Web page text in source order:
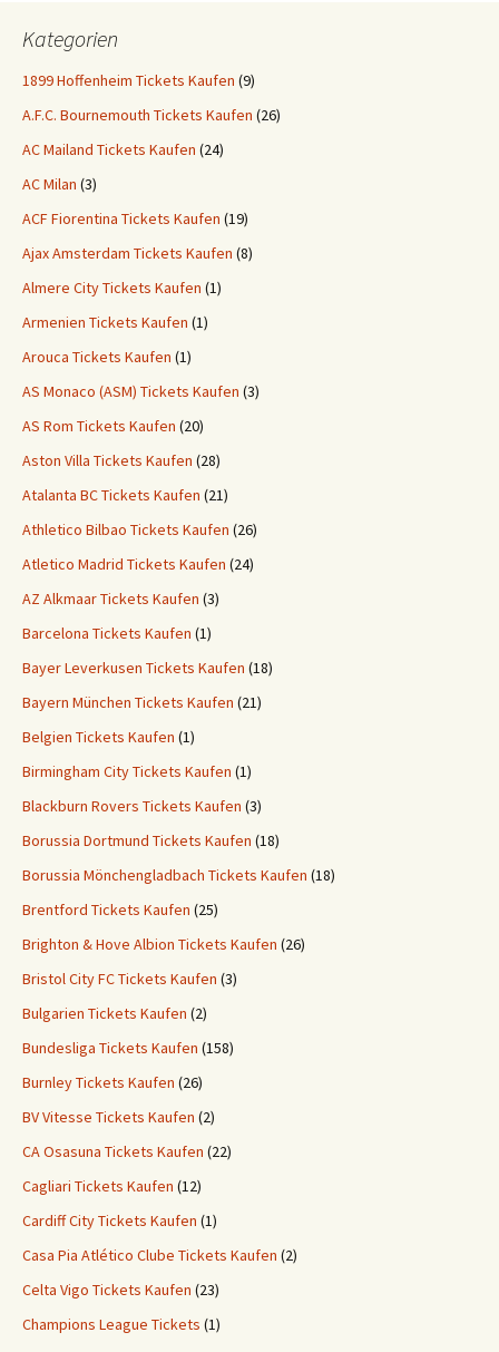
Kategorien
1899 Hoffenheim Tickets Kaufen (9)
A.F.C. Bournemouth Tickets Kaufen (26)
AC Mailand Tickets Kaufen (24)
AC Milan (3)
ACF Fiorentina Tickets Kaufen (19)
Ajax Amsterdam Tickets Kaufen (8)
Almere City Tickets Kaufen (1)
Armenien Tickets Kaufen (1)
Arouca Tickets Kaufen (1)
AS Monaco (ASM) Tickets Kaufen (3)
AS Rom Tickets Kaufen (20)
Aston Villa Tickets Kaufen (28)
Atalanta BC Tickets Kaufen (21)
Athletico Bilbao Tickets Kaufen (26)
Atletico Madrid Tickets Kaufen (24)
AZ Alkmaar Tickets Kaufen (3)
Barcelona Tickets Kaufen (1)
Bayer Leverkusen Tickets Kaufen (18)
Bayern München Tickets Kaufen (21)
Belgien Tickets Kaufen (1)
Birmingham City Tickets Kaufen (1)
Blackburn Rovers Tickets Kaufen (3)
Borussia Dortmund Tickets Kaufen (18)
Borussia Mönchengladbach Tickets Kaufen (18)
Brentford Tickets Kaufen (25)
Brighton & Hove Albion Tickets Kaufen (26)
Bristol City FC Tickets Kaufen (3)
Bulgarien Tickets Kaufen (2)
Bundesliga Tickets Kaufen (158)
Burnley Tickets Kaufen (26)
BV Vitesse Tickets Kaufen (2)
CA Osasuna Tickets Kaufen (22)
Cagliari Tickets Kaufen (12)
Cardiff City Tickets Kaufen (1)
Casa Pia Atlético Clube Tickets Kaufen (2)
Celta Vigo Tickets Kaufen (23)
Champions League Tickets (1)